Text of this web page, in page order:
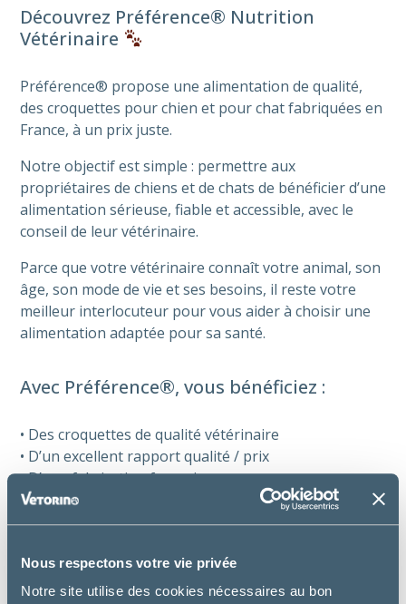
Nous respectons votre vie privée
Notre site utilise des cookies nécessaires au bon
Découvrez Préférence® Nutrition
Vétérinaire
Préférence® propose une alimentation de qualité,
des croquettes pour chien et pour chat fabriquées en
France, à un prix juste.
Notre objectif est simple : permettre aux
propriétaires de chiens et de chats de bénéficier d’une
alimentation sérieuse, fiable et accessible, avec le
conseil de leur vétérinaire.
Parce que votre vétérinaire connaît votre animal, son
âge, son mode de vie et ses besoins, il reste votre
meilleur interlocuteur pour vous aider à choisir une
alimentation adaptée pour sa santé.
Avec Préférence®, vous bénéficiez :
• Des croquettes de qualité vétérinaire
• D’un excellent rapport qualité / prix
• D’une fabrication française
• De grands conditionnements pour optimiser le prix
au kilo